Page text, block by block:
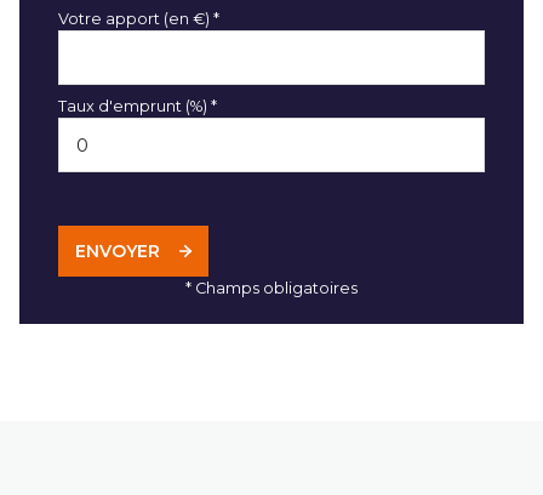
Votre apport (en €) *
Taux d'emprunt (%) *
ENVOYER
* Champs obligatoires